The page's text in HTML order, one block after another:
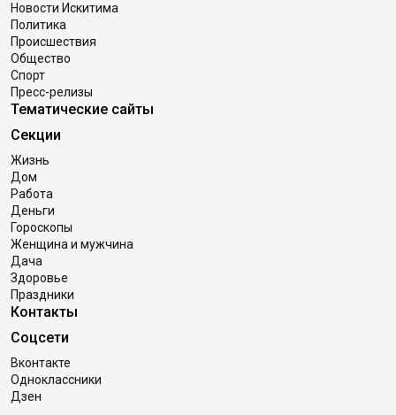
Новости Искитима
Политика
Происшествия
Общество
Спорт
Пресс-релизы
Тематические сайты
Секции
Жизнь
Дом
Работа
Деньги
Гороскопы
Женщина и мужчина
Дача
Здоровье
Праздники
Контакты
Соцсети
Вконтакте
Одноклассники
Дзен